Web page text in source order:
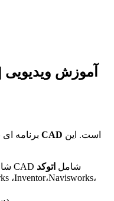
CAD
شامل آموزش زیر مجموعه هایی از CAD شامل اتوکد